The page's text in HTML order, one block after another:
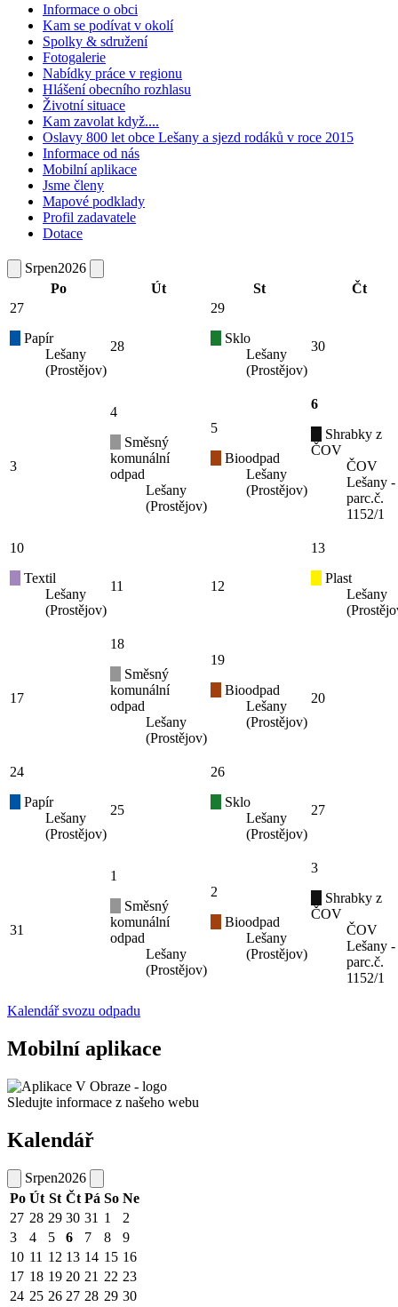
Informace o obci
Kam se podívat v okolí
Spolky & sdružení
Fotogalerie
Nabídky práce v regionu
Hlášení obecního rozhlasu
Životní situace
Kam zavolat když....
Oslavy 800 let obce Lešany a sjezd rodáků v roce 2015
Informace od nás
Mobilní aplikace
Jsme členy
Mapové podklady
Profil zadavatele
Dotace
Srpen2026
Po
Út St
Čt
27
Papír
Lešany
(Prostějov)
28
29
Sklo
Lešany
(Prostějov)
30
3
4
Směsný
komunální
odpad
Lešany
(Prostějov)
5
Bioodpad
Lešany
(Prostějov)
6
Shrabky z
ČOV
ČOV
Lešany -
parc.č.
1152/1
10
Textil
Lešany
(Prostějov)
11 12
13
Plast
Lešany
17
18
Směsný
komunální
odpad
Lešany
(Prostějov)
19
Bioodpad
Lešany
(Prostějov)
20
24
Papír
Lešany
(Prostějov)
25
26
Sklo
Lešany
(Prostějov)
27
31
1
Směsný
komunální
odpad
Lešany
(Prostějov)
2
Bioodpad
Lešany
(Prostějov)
3
Shrabky z
ČOV
ČOV
Lešany -
parc.č.
1152/1
Kalendář svozu odpadu
Mobilní aplikace
Sledujte informace z našeho webu
Kalendář
Srpen2026
Po Út St Čt Pá So Ne
27 28 29 30 31 1
2
3
4 5 6 7 8
9
10 11 12 13 14 15 16
17 18 19 20 21 22 23
24 25 26 27 28 29 30